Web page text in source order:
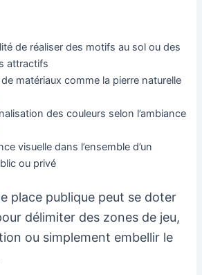
de réaliser des motifs au sol ou des
attractifs
de matériaux comme la pierre naturelle
des couleurs selon l’ambiance
visuelle dans l’ensemble d’un
ou privé
place publique peut se doter
délimiter des zones de jeu,
ou simplement embellir le